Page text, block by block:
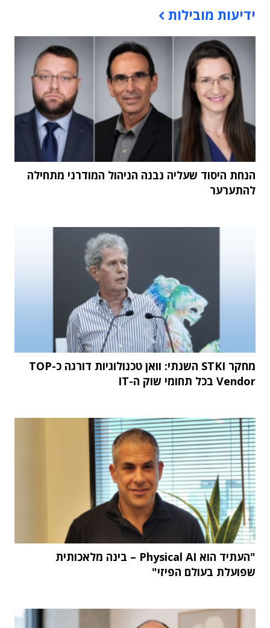
ידיעות מובילות
הנחת היסוד שעליה נבנה הניהול המודרני מתחילה
להתערער
מחקר STKI השנתי: וואן טכנולוגיות דורגה כ-TOP
Vendor בכל תחומי שוק ה-IT
"העתיד הוא Physical AI – בינה מלאכותית
שפועלת בעולם הפיזי"